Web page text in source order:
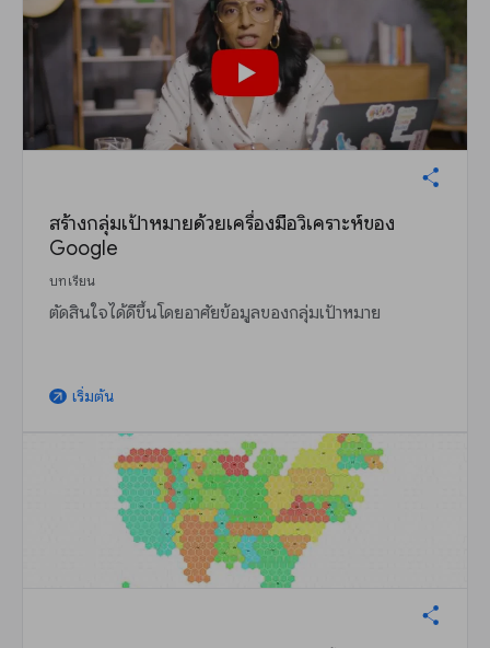
สร้างกลุ่มเป้าหมายด้วยเครื่องมือวิเคราะห์ของ
Google
บทเรียน
ตัดสินใจได้ดีขึ้นโดยอาศัยข้อมูลของกลุ่มเป้าหมาย
arrow_outward เริ่มต้น